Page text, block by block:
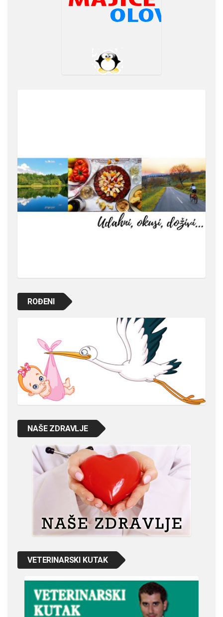
ROĐENI
NAŠE ZDRAVLJE
VETERINARSKI KUTAK